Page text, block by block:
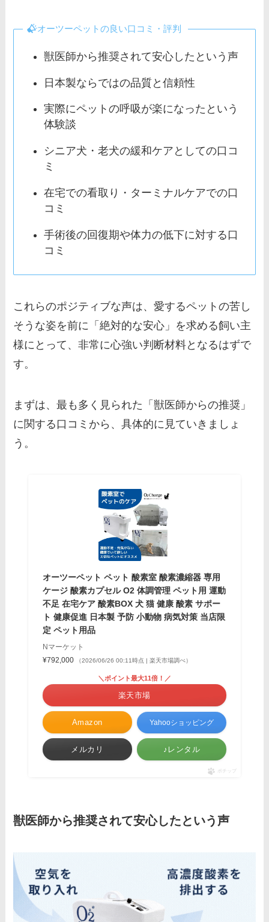
オーツーペットの良い口コミ・評判
獣医師から推奨されて安心したという声
日本製ならではの品質と信頼性
実際にペットの呼吸が楽になったという
体験談
シニア犬・老犬の緩和ケアとしての口コ
ミ
在宅での看取り・ターミナルケアでの口
コミ
手術後の回復期や体力の低下に対する口
コミ
これらのポジティブな声は、愛するペットの苦し
そうな姿を前に「絶対的な安心」を求める飼い主
様にとって、非常に心強い判断材料となるはずで
す。
まずは、最も多く見られた「獣医師からの推奨」
に関する口コミから、具体的に見ていきましょ
う。
オーツーペット ペット 酸素室 酸素濃縮器 専用
ケージ 酸素カプセル O2 体調管理 ペット用 運動
不足 在宅ケア 酸素BOX 犬 猫 健康 酸素 サポー
ト 健康促進 日本製 予防 小動物 病気対策 当店限
定 ペット用品
Nマーケット
¥792,000
（2026/06/26 00:11時点 | 楽天市場調べ）
Amazon
＼ポイント最大11倍！／
楽天市場
Yahooショッピング
メルカリ ♪レンタル
ポチップ
獣医師から推奨されて安心したという声